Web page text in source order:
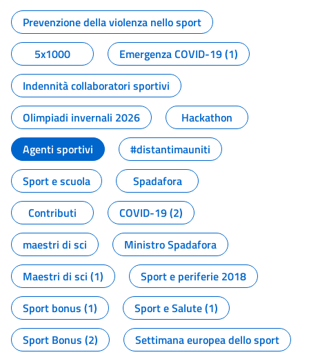
Tutti i contenuti della pagina
Prevenzione della violenza nello sport
5x1000
Emergenza COVID-19 (1)
Indennità collaboratori sportivi
Olimpiadi invernali 2026
Hackathon
Agenti sportivi
#distantimauniti
Sport e scuola
Spadafora
Contributi
COVID-19 (2)
maestri di sci
Ministro Spadafora
Maestri di sci (1)
Sport e periferie 2018
Sport bonus (1)
Sport e Salute (1)
Sport Bonus (2)
Settimana europea dello sport